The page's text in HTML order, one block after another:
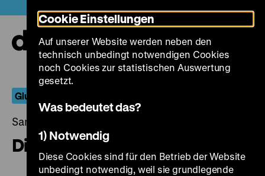
zum
Seiteninhalt
springen
Glut der Erinnerung
Samstag, 30. Mai 2015, 19.00 - 00.00 Uhr
Die Kinder Palästinas
Cookie Einstellungen
Auf unserer Website werden neben den
technisch unbedingt notwendigen Cookies
noch Cookies zur statistischen Auswertung
gesetzt.
Was bedeutet das?
1) Notwendig
Diese Cookies sind für den Betrieb der Website
unbedingt notwendig, weil sie grundlegende